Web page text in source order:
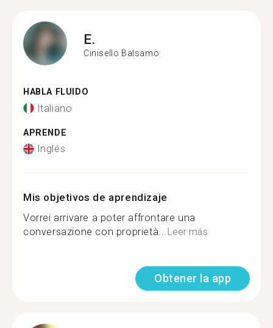
E.
Cinisello Balsamo
HABLA FLUIDO
Italiano
APRENDE
Inglés
Mis objetivos de aprendizaje
Vorrei arrivare a poter affrontare una
conversazione con proprietà...Leer más
Obtener la app